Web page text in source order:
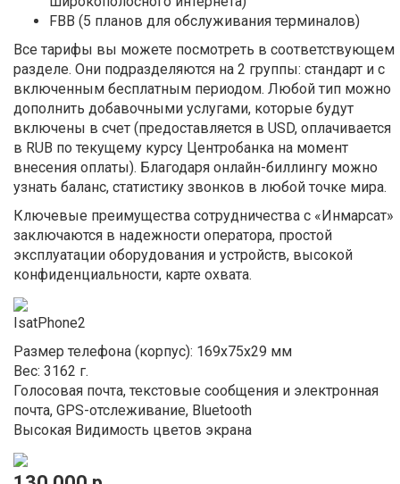
FBB (5 планов для обслуживания терминалов)
Все тарифы вы можете посмотреть в соответствующем
разделе. Они подразделяются на 2 группы: стандарт и с
включенным бесплатным периодом. Любой тип можно
дополнить добавочными услугами, которые будут
включены в счет (предоставляется в USD, оплачивается
в RUB по текущему курсу Центробанка на момент
внесения оплаты). Благодаря онлайн-биллингу можно
узнать баланс, статистику звонков в любой точке мира.
Ключевые преимущества сотрудничества с «Инмарсат»
заключаются в надежности оператора, простой
эксплуатации оборудования и устройств, высокой
конфиденциальности, карте охвата.
IsatPhone2
Размер телефона (корпус): 169x75x29 мм
Вес: 3162 г.
Голосовая почта, текстовые сообщения и электронная
почта, GPS-отслеживание, Bluetooth
Высокая Видимость цветов экрана